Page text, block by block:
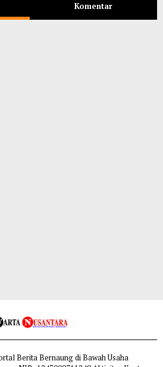
Komentar
Berita Bernaung di Bawah Usaha